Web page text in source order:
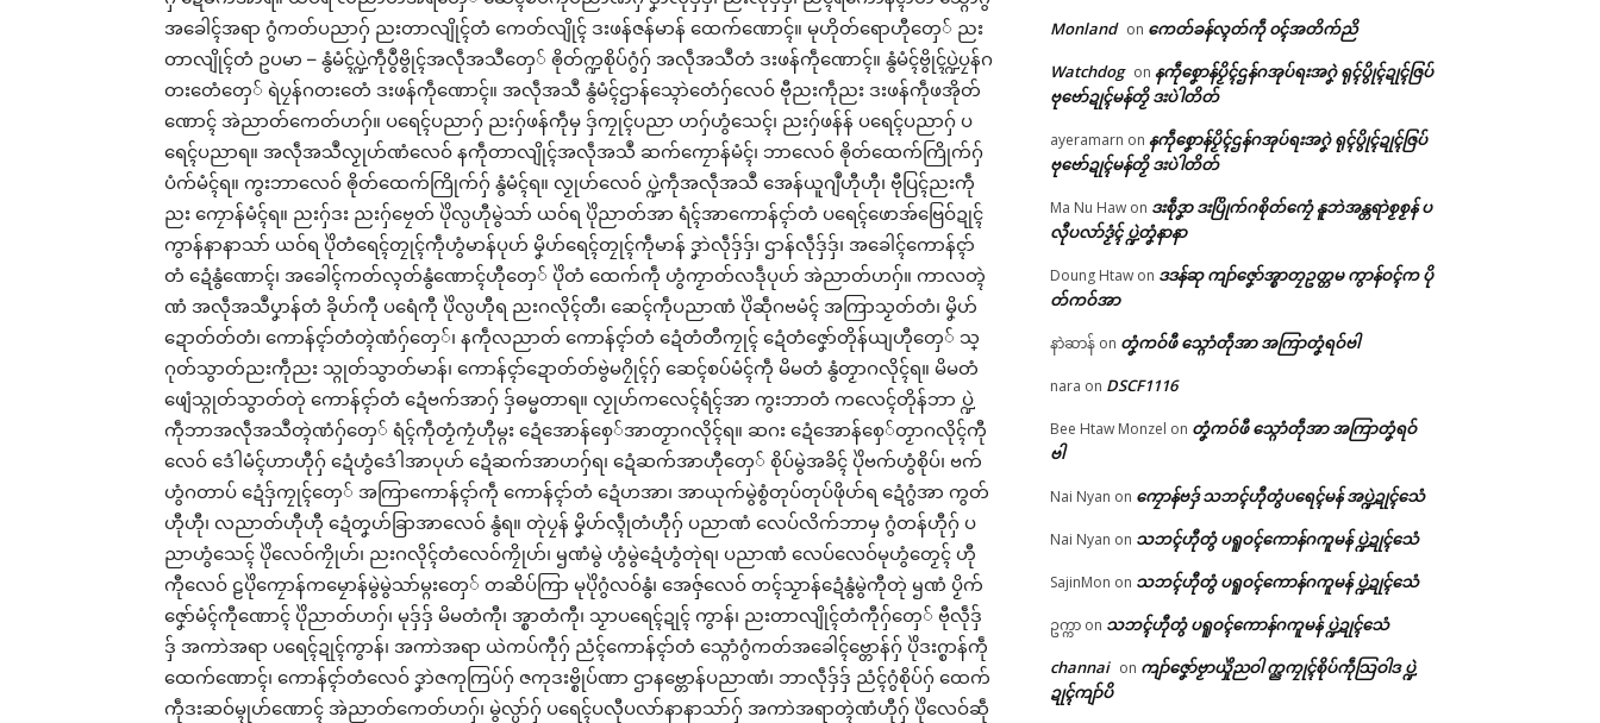
ရုဲစှ်
ပရိုၚ်လက္ကရဴအိုတ်
🏛 လညာတ်ပါ်ပဲါ
ညးဒါန်လိက်
ဗွဳဒဳယဵု
ကေတ်အဆက်
© ဌာန်ပရိုၚ်ဗၠးၜးမန်
Related
“ရဲပၠန်ဂတးတအ် ဒှ်မွဲဂ
ကောံ၊ မွဲအမိၚ်၊ မွဲအသံ
မာန်မှ ပိုဲဇၞးဍေံဏောၚ်”
March 4, 2026
In "သၟာန်သွဟ်"
မုညးတအ် ဟီု မုညးတအ်
ဂး – စပ်ကဵုအကာဲအရာ ဍု
င်ကျာ်ပိ
July 7, 2026
In "Vox Pop"
အပ္ဍဲကာလသွဟ်လိက်ဏံ
သ္ၚိကၠောန်သ္ပကေၚ်ကာမ္ၚဵု
ကဵုဒါန်တံ စကာ sound
box မ္ဂး ဂကောံအုပ်ဓုပ်တံ
ကေတ်အရေဝ်ရောၚ်
February 26, 2026
In "ပရိုၚ်"
အခေါၚ်အရာ ဂွံကတ်ပညာဂှ် ညးတာလျိုၚ်တံ ကေတ်လျိုၚ် ဒးဖန်ဇန်မာန် ထေက်ဏောၚ်။ မုဟိုတ်ရောဟီုတှေ် ညး
တာလျိုၚ်တံ ဥပမာ – နွံမံၚ်ပ္ဍဲကဵုပွဳဗွိုၚ်အလဵုအသဳတှေ် ၜိုတ်က္ဍစိုပ်ဂွံဂှ် အလဵုအသဳတံ ဒးဖန်ကဵုဏောၚ်။ နွံမံၚ်ဗွိုၚ်ပ္ဍဲပၠန်ဂ
တးတေံတှေ် ရဲပၠန်ဂတးတေံ ဒးဖန်ကဵုဏောၚ်။ အလဵုအသဳ နွံမံၚ်ဌာန်သ္ၚောဲတေံဂှ်လေဝ် ဗီုညးကဵုညး ဒးဖန်ကဵုဖအိုတ်
ဏောၚ် အဲညာတ်ကေတ်ဟဂှ်။ ပရေၚ်ပညာဂှ် ညးဂှ်ဖန်ကဵုမှ ဒှ်ကၠုၚ်ပညာ ဟဂှ်ဟွံသေၚ်၊ ညးဂှ်ဖန်န် ပရေၚ်ပညာဂှ် ပ
ရေၚ်ပညာရ။ အလဵုအသဳလၟုဟ်ဏံလေဝ် နကဵုတာလျိုၚ်အလဵုအသဳ ဆက်ကၠောန်မံၚ်၊ ဘာလေဝ် ၜိုတ်ထေက်ကြိုက်ဂှ်
ပံက်မံၚ်ရ။ ကွးဘာလေဝ် ၜိုတ်ထေက်ကြိုက်ဂှ် နွံမံၚ်ရ။ လၟုဟ်လေဝ် ပ္ဍဲကဵုအလဵုအသဳ အေန်ယူဂျဳဟီုဟီု၊ ဗီုပြၚ်ညးကဵု
ညး ကၠောန်မံၚ်ရ။ ညးဂှ်ဒး ညးဂှ်ဗၠေတ် ပိုဲလ္ပဟီုမွဲသာ် ယဝ်ရ ပိုဲညာတ်အာ ရံၚ်အာကောန်ၚာ်တံ ပရေၚ်ဖောအ်ဗြေဝ်ဍုၚ်
ကွာန်နာနာသာ် ယဝ်ရ ပိုဲတံရေၚ်တၠုၚ်ကဵုဟွံမာန်ပုဟ် မၞိဟ်ရေၚ်တၠုၚ်ကဵုမာန် ဒၞာဲလဵုဒှ်ဒှ်၊ ဌာန်လဵုဒှ်ဒှ်၊ အခေါၚ်ကောန်ၚာ်
တံ ဍေံနွံဏောၚ်၊ အခေါၚ်ကတ်လ္ၚတ်နွံဏောၚ်ဟီုတှေ် ပိုဲတံ ထေက်ကဵု ဟွံကၟာတ်လဒဵုပုဟ် အဲညာတ်ဟဂှ်။ ကာလတ္ၚဲ
ဏံ အလဵုအသဳပၞာန်တံ ခိုဟ်ကီု ပရေံကီု ပိုဲလ္ပဟီုရ ညးဂလိုၚ်တီ၊ ဆေၚ်ကဵုပညာဏံ ပိုဲဆဵုဂဗမံၚ် အကြာသၟတ်တံ၊ မၞိဟ်
ဍောတ်တ်တံ၊ ကောန်ၚာ်တံတ္ၚဲဏံဂှ်တှေ်၊ နကဵုလညာတ် ကောန်ၚာ်တံ ဍေံတံတီကၠုၚ် ဍေံတံဇၞော်တိုန်ယျဟီုတှေ် သ္
ဂုတ်သွာတ်ညးကဵုညး သ္ဂုတ်သွာတ်မာန်၊ ကောန်ၚာ်ဍောတ်တ်ဗွဲမဂၠိုၚ်ဂှ် ဆေၚ်စပ်မံၚ်ကဵု မိမတံ နွံတၟာဂလိုၚ်ရ။ မိမတံ
ဖျေံသ္ဂုတ်သွာတ်တုဲ ကောန်ၚာ်တံ ဍေံဗက်အာဂှ် ဒှ်ဓမ္မတာရ။ လၟုဟ်ကလေၚ်ရံၚ်အာ ကွးဘာတံ ကလေၚ်တိုန်ဘာ ပ္ဍဲ
ကဵုဘာအလဵုအသဳတ္ၚဲဏံဂှ်တှေ် ရံၚ်ကဵုတၟံကၠံဟီုမ္ဂး ဍေံအောန်စှေ်အာတၟာဂလိုၚ်ရ။ ဆဂး ဍေံအောန်စှေ်တၟာဂလိုၚ်ကီု
လေဝ် ဒေံါမံၚ်ဟာဟီုဂှ် ဍေံဟွံဒေံါအာပုဟ် ဍေံဆက်အာဟဂှ်ရ၊ ဍေံဆက်အာဟီုတှေ် စိုပ်မွဲအခိၚ် ပိုဲဗက်ဟွံစိုပ်၊ ဗက်
ဟွံဂတာပ် ဍေံဒှ်ကၠုၚ်တှေ် အကြာကောန်ၚာ်ကဵု ကောန်ၚာ်တံ ဍေံဟအာ၊ အာယုက်မွဲစွံတုပ်တုပ်ဖိုဟ်ရ ဍေံဂွံအာ ကွတ်
ဟီုဟီု၊ လညာတ်ဟီုဟီု ဍေံတၞဟ်ခြာအာလေဝ် နွံရ။ တုဲပၠန် မၞိဟ်လ္ၚဵုတံဟီုဂှ် ပညာဏံ လေပ်လိက်ဘာမှ ဂွံတန်ဟီုဂှ် ပ
ညာဟွံသေၚ် ပိုဲလေဝ်ကၠိုဟ်၊ ညးဂလိုၚ်တံလေဝ်ကၠိုဟ်၊ ၝဏံမွဲ ဟွံမွဲဍေံဟွံတုဲရ၊ ပညာဏံ လေပ်လေဝ်မုဟွံတၟေၚ် ဟီု
ကီုလေဝ် ဠပိုဲကၠောန်ကမၠောန်မွဲမွဲသာ်မ္ဂးတှေ် တဆိပ်ကြာ မုပိုဲဂွံလဝ်နွံ၊ အေဇှ်လေဝ် တၚ်သၟာန်ဍေံနွံမွဲကီုတုဲ ၝဏံ ပၟိက်
ဇၞော်မံၚ်ကီုဏောၚ် ပိုဲညာတ်ဟဂှ်၊ မုဒှ်ဒှ် မိမတံကီု၊ အ္စာတံကီု၊ သၟာပရေၚ်ဍုၚ် ကွာန်၊ ညးတာလျိုၚ်တံကီုဂှ်တှေ် ဗီုလဵုဒှ်
ဒှ် အကာဲအရာ ပရေၚ်ဍုၚ်ကွာန်၊ အကာဲအရာ ယဲကပ်ကီုဂှ် ညံၚ်ကောန်ၚာ်တံ သ္ဂောံဂွံကတ်အခေါၚ်ဗ္တောန်ဂှ် ပိုဲဒးဂ္စာန်ကဵု
ထေက်ဏောၚ်၊ ကောန်ၚာ်တံလေဝ် ဒၞာဲဇကုကြပ်ဂှ် ဇကုဒးဗ္စိုပ်ဏာ ဌာနဗ္တောန်ပညာဏံ၊ ဘာလဵုဒှ်ဒှ် ညံၚ်ဂွံစိုပ်ဂှ် ထေက်
ကဵုဒးဆဝ်မ္ၚုဟ်ဏောၚ် အဲညာတ်ကေတ်ဟဂှ်၊ မွဲလ္ပာ်ဂှ် ပရေၚ်ပလီုပလာ်နာနာသာ်ဂှ် အကာဲအရာတ္ၚဲဏံဟီုဂှ် ပိုဲလေဝ်ဆဵု
Monland on ကေတ်ခန်လ္ၚတ်ကဵု ၀ၚ်အတိက်ညိ
Watchdog on နကဵုစၞောန်ပၟိၚ်ဌန်ဂအုပ်ရးအဂၞဲ ရုၚ်ပွိုၚ်ဍုၚ်ဇြပ်
ဗုဗော်ဍုၚ်မန်တၟိ ဒးပဲါတိတ်
ayeramarn on နကဵုစၞောန်ပၟိၚ်ဌန်ဂအုပ်ရးအဂၞဲ ရုၚ်ပွိုၚ်ဍုၚ်ဇြပ်
ဗုဗော်ဍုၚ်မန်တၟိ ဒးပဲါတိတ်
Ma Nu Haw on ဒးစဵုဒၞာ ဒးပြိုက်ဂစိုတ်ကၠေံ နူဘဲအန္တရာဲစၟစၟန် ပ
လီုပလာ်ဒၟံၚ် ပ္ဍဲတၞံနာနာ
Doung Htaw on ဒဒန်ဆု ကျာ်ဇၞော်အ္စာတၠဥတ္တမ ကွာန်ဝၚ်က ပို
တ်ကဝ်အာ
နာဲဆာန် on တၞံကဝ်ဖီ သ္ဂောံတဵုအာ အကြာတၞံရဝ်ဗါ
nara on DSCF1116
Bee Htaw Monzel on တၞံကဝ်ဖီ သ္ဂောံတဵုအာ အကြာတၞံရဝ်
ဗါ
Nai Nyan on ကၠောန်ဗဒှ် သဘၚ်ဟီုတွံပရေၚ်မန် အပ္ဍဲဍုၚ်သေံ
Nai Nyan on သဘၚ်ဟီုတွံ ပရူဝၚ်ကောန်ဂကူမန် ပ္ဍဲဍုၚ်သေံ
SajinMon on သဘၚ်ဟီုတွံ ပရူဝၚ်ကောန်ဂကူမန် ပ္ဍဲဍုၚ်သေံ
ဥက္ကာ on သဘၚ်ဟီုတွံ ပရူဝၚ်ကောန်ဂကူမန် ပ္ဍဲဍုၚ်သေံ
channai on ကျာ်ဇၞော်ဗၟာယှိုဲညဝါ က္ညကၠုၚ်စိုပ်ကဵုသြဝါဒ ပ္ဍဲ
ဍုၚ်ကျာ်ပိ